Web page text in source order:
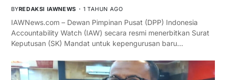
BYREDAKSI IAWNEWS 1 TAHUN AGO
IAWNews.com – Dewan Pimpinan Pusat (DPP) Indonesia
Accountability Watch (IAW) secara resmi menerbitkan Surat
Keputusan (SK) Mandat untuk kepengurusan baru…